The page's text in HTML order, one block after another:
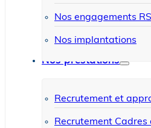
Nos engagements
Nos implantations
Nos prestations
Recrutement et
Recrutement